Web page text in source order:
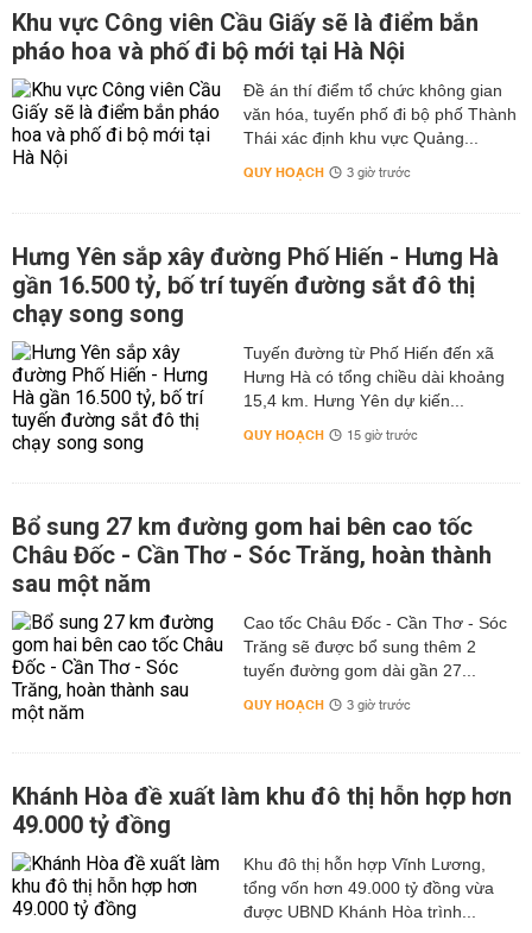
Khu vực Công viên Cầu Giấy sẽ là điểm bắn
pháo hoa và phố đi bộ mới tại Hà Nội
Đề án thí điểm tổ chức không gian
văn hóa, tuyến phố đi bộ phố Thành
Thái xác định khu vực Quảng...
QUY HOẠCH 3 giờ trước
Hưng Yên sắp xây đường Phố Hiến - Hưng Hà
gần 16.500 tỷ, bố trí tuyến đường sắt đô thị
chạy song song
Tuyến đường từ Phố Hiến đến xã
Hưng Hà có tổng chiều dài khoảng
15,4 km. Hưng Yên dự kiến...
QUY HOẠCH 15 giờ trước
Bổ sung 27 km đường gom hai bên cao tốc
Châu Đốc - Cần Thơ - Sóc Trăng, hoàn thành
sau một năm
Cao tốc Châu Đốc - Cần Thơ - Sóc
Trăng sẽ được bổ sung thêm 2
tuyến đường gom dài gần 27...
QUY HOẠCH 3 giờ trước
Khánh Hòa đề xuất làm khu đô thị hỗn hợp hơn
49.000 tỷ đồng
Khu đô thị hỗn hợp Vĩnh Lương,
tổng vốn hơn 49.000 tỷ đồng vừa
được UBND Khánh Hòa trình...